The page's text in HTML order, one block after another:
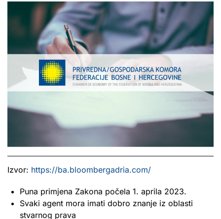
Izvor: https://ba.bloombergadria.com/
Puna primjena Zakona počela 1. aprila 2023.
Svaki agent mora imati dobro znanje iz oblasti
stvarnog prava